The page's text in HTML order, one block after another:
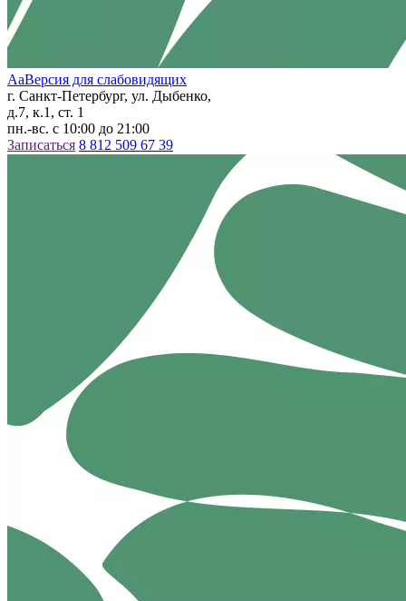
AaВерсия для слабовидящих
г. Санкт-Петербург, ул. Дыбенко,
д.7, к.1, ст. 1
пн.-вс. с 10:00 до 21:00
Записаться 8 812 509 67 39